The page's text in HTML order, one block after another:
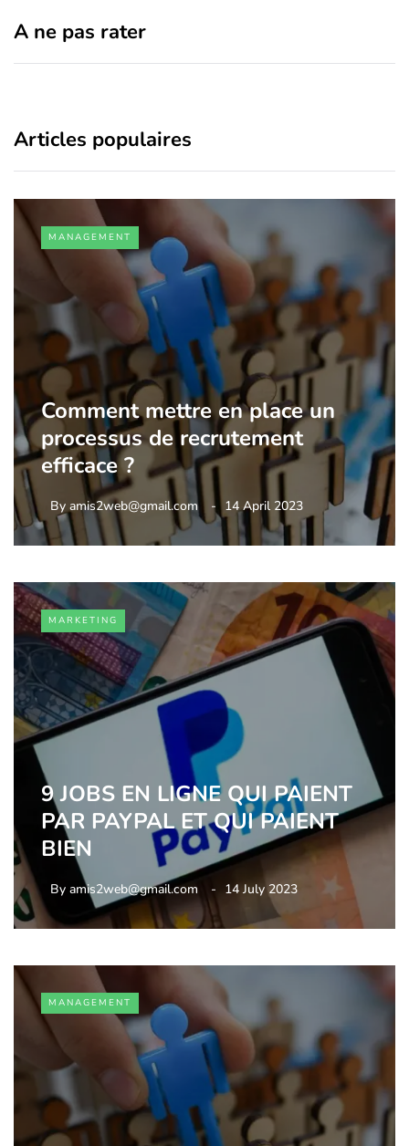
A ne pas rater
Articles populaires
MANAGEMENT
Comment mettre en place un
processus de recrutement
efficace ?
By amis2web@gmail.com 14 April 2023
MARKETING
9 JOBS EN LIGNE QUI PAIENT
PAR PAYPAL ET QUI PAIENT
BIEN
By amis2web@gmail.com 14 July 2023
MANAGEMENT